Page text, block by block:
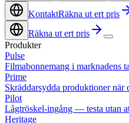
KontaktRäkna ut ert pris
Räkna ut ert pris
Produkter
Pulse
Filmabonnemang i marknadens
Prime
Skräddarsydda produktioner när
Pilot
Lågtröskel-ingång — testa utan
Heritage